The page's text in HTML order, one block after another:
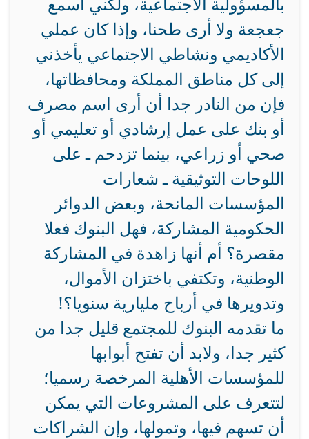
جعجعة ولا أرى طحنا، وإذا كان عملي
الأكاديمي ونشاطي الاجتماعي يأخذني
إلى كل مناطق المملكة ومحافظاتها،
فإن من النادر جدا أن أرى اسم مصرف
أو بنك على عمل إرشادي أو تعليمي أو
صحي أو زراعي، بينما تزدحم ـ على
اللوحات التوثيقية ـ شعارات
المؤسسات المانحة، وبعض الدوائر
الحكومية المشاركة، فهل البنوك فعلا
مقصرة؟ أم أنها زاهدة في المشاركة
الوطنية، وتكتفي باختزان الأموال،
وتدويرها في أرباح مليارية سنويا؟!
ما تقدمه البنوك للمجتمع قليل جدا من
كثير جدا، ولابد أن تفتح أبوابها
للمؤسسات الأهلية المرخصة رسميا؛
لتتعرف على المشروعات التي يمكن
أن تسهم فيها، وتمولها، وإن الشراكات